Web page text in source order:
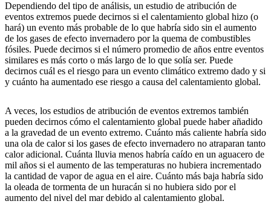
Dependiendo del tipo de análisis, un estudio de atribución de
eventos extremos puede decirnos si el calentamiento global hizo (o
hará) un evento más probable de lo que habría sido sin el aumento
de los gases de efecto invernadero por la quema de combustibles
fósiles. Puede decirnos si el número promedio de años entre eventos
similares es más corto o más largo de lo que solía ser. Puede
decirnos cuál es el riesgo para un evento climático extremo dado y si
y cuánto ha aumentado ese riesgo a causa del calentamiento global.
A veces, los estudios de atribución de eventos extremos también
pueden decirnos cómo el calentamiento global puede haber añadido
a la gravedad de un evento extremo. Cuánto más caliente habría sido
una ola de calor si los gases de efecto invernadero no atraparan tanto
calor adicional. Cuánta lluvia menos habría caído en un aguacero de
mil años si el aumento de las temperaturas no hubiera incrementado
la cantidad de vapor de agua en el aire. Cuánto más baja habría sido
la oleada de tormenta de un huracán si no hubiera sido por el
aumento del nivel del mar debido al calentamiento global.